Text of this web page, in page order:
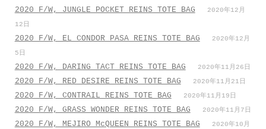
2020 F/W, JUNGLE POCKET REINS TOTE BAG
2020年12月
12日
2020 F/W, EL CONDOR PASA REINS TOTE BAG
2020年12月
5日
2020 F/W, DARING TACT REINS TOTE BAG 2020年11月26日
2020 F/W, RED DESIRE REINS TOTE BAG 2020年11月21日
2020 F/W, CONTRAIL REINS TOTE BAG 2020年11月19日
2020 F/W, GRASS WONDER REINS TOTE BAG 2020年11月7日
2020 F/W, MEJIRO McQUEEN REINS TOTE BAG
2020年10月